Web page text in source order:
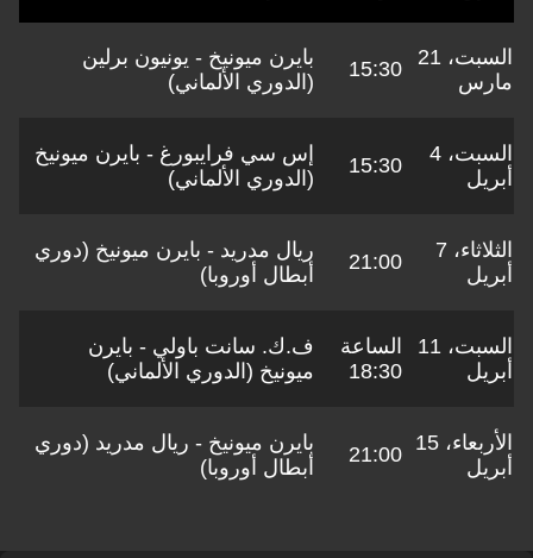
السبت، 21
مارس
15:30
بايرن ميونيخ - يونيون برلين
(الدوري الألماني)
السبت، 4
أبريل
15:30
إس سي فرايبورغ - بايرن ميونيخ
(الدوري الألماني)
الثلاثاء، 7
أبريل
21:00
ريال مدريد - بايرن ميونيخ (دوري
أبطال أوروبا)
السبت، 11
أبريل
الساعة
18:30
ف.ك. سانت باولي - بايرن
ميونيخ (الدوري الألماني)
الأربعاء، 15
أبريل
21:00
بايرن ميونيخ - ريال مدريد (دوري
أبطال أوروبا)